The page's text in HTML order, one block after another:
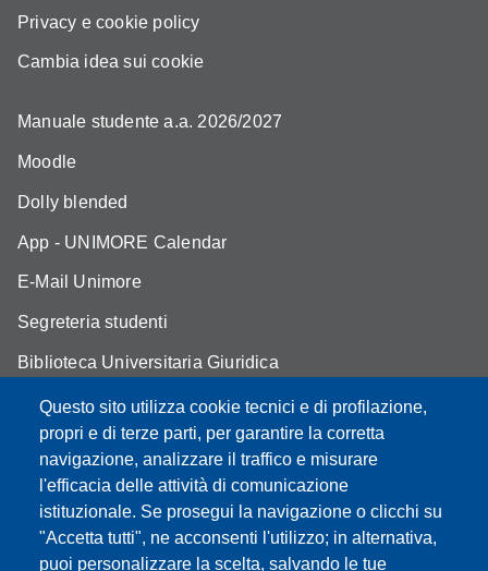
Questo sito utilizza cookie tecnici e di profilazione,
propri e di terze parti, per garantire la corretta
navigazione, analizzare il traffico e misurare
l'efficacia delle attività di comunicazione
istituzionale. Se prosegui la navigazione o clicchi su
"Accetta tutti", ne acconsenti l'utilizzo; in alternativa,
puoi personalizzare la scelta, salvando le tue
Privacy e cookie policy
Cambia idea sui cookie
Manuale studente a.a. 2026/2027
Moodle
Dolly blended
App - UNIMORE Calendar
E-Mail Unimore
Segreteria studenti
Biblioteca Universitaria Giuridica
Assicurazione qualità
Contatti
Partita IVA: 00427620364